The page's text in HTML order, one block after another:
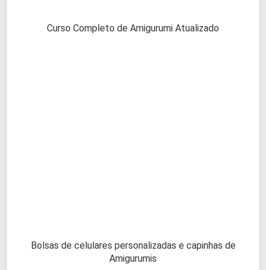
Curso Completo de Amigurumi Atualizado
Bolsas de celulares personalizadas e capinhas de
Amigurumis